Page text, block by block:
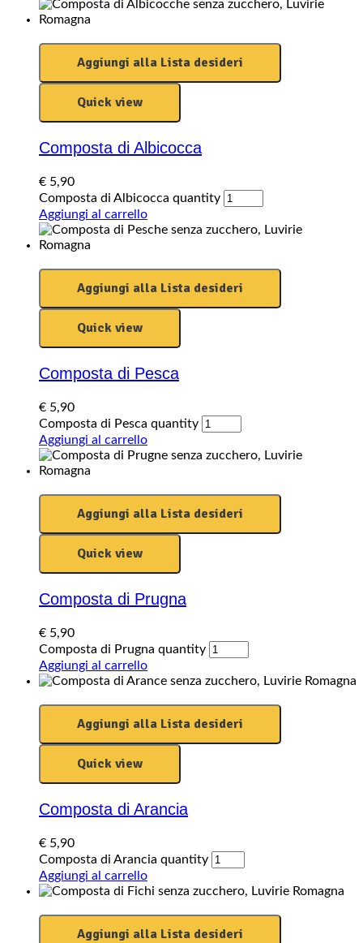
Aggiungi alla Lista desideri
Quick view
Composta di Albicocca
€ 5,90
Composta di Albicocca quantity
Aggiungi al carrello
Aggiungi alla Lista desideri
Quick view
Composta di Pesca
€ 5,90
Composta di Pesca quantity
Aggiungi al carrello
Aggiungi alla Lista desideri
Quick view
Composta di Prugna
€ 5,90
Composta di Prugna quantity
Aggiungi al carrello
Aggiungi alla Lista desideri
Quick view
Composta di Arancia
€ 5,90
Composta di Arancia quantity
Aggiungi al carrello
Aggiungi alla Lista desideri